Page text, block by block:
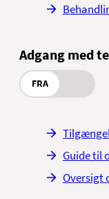
Adgang med
FRA
Guide til
Oversigt